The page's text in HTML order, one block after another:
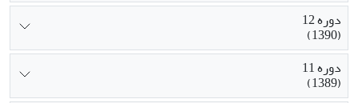
دوره 12
(1390)
دوره 11
(1389)